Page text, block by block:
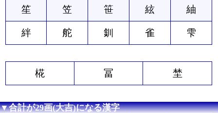
笙 笠 笹 絃 紬
絆 舵 釧 雀 雫
椛 冨 埜
▼合計が29画(大吉)になる漢字